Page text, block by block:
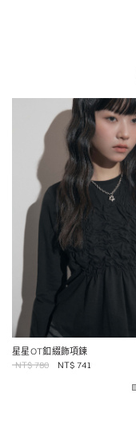
星星OT釦綴飾項鍊
NT$ 780 NT$ 741